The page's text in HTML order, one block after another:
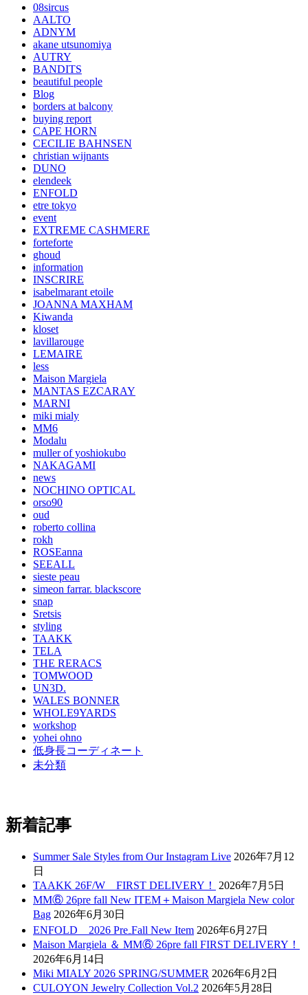
08sircus
AALTO
ADNYM
akane utsunomiya
AUTRY
BANDITS
beautiful people
Blog
borders at balcony
buying report
CAPE HORN
CECILIE BAHNSEN
christian wijnants
DUNO
elendeek
ENFOLD
etre tokyo
event
EXTREME CASHMERE
forteforte
ghoud
information
INSCRIRE
isabelmarant etoile
JOANNA MAXHAM
Kiwanda
kloset
lavillarouge
LEMAIRE
less
Maison Margiela
MANTAS EZCARAY
MARNI
miki mialy
MM6
Modalu
muller of yoshiokubo
NAKAGAMI
news
NOCHINO OPTICAL
orso90
oud
roberto collina
rokh
ROSEanna
SEEALL
sieste peau
simeon farrar. blackscore
snap
Sretsis
styling
TAAKK
TELA
THE RERACS
TOMWOOD
UN3D.
WALES BONNER
WHOLE9YARDS
workshop
yohei ohno
低身長コーディネート
未分類
新着記事
Summer Sale Styles from Our Instagram Live 2026年7月12
日
TAAKK 26F/W FIRST DELIVERY！
2026年7月5日
MM⑥ 26pre fall New ITEM＋Maison Margiela New color
Bag 2026年6月30日
ENFOLD 2026 Pre₋Fall New Item 2026年6月27日
Maison Margiela ＆ MM⑥ 26pre fall FIRST DELIVERY！
2026年6月14日
Miki MIALY 2026 SPRING/SUMMER 2026年6月2日
CULOYON Jewelry Collection Vol.2 2026年5月28日